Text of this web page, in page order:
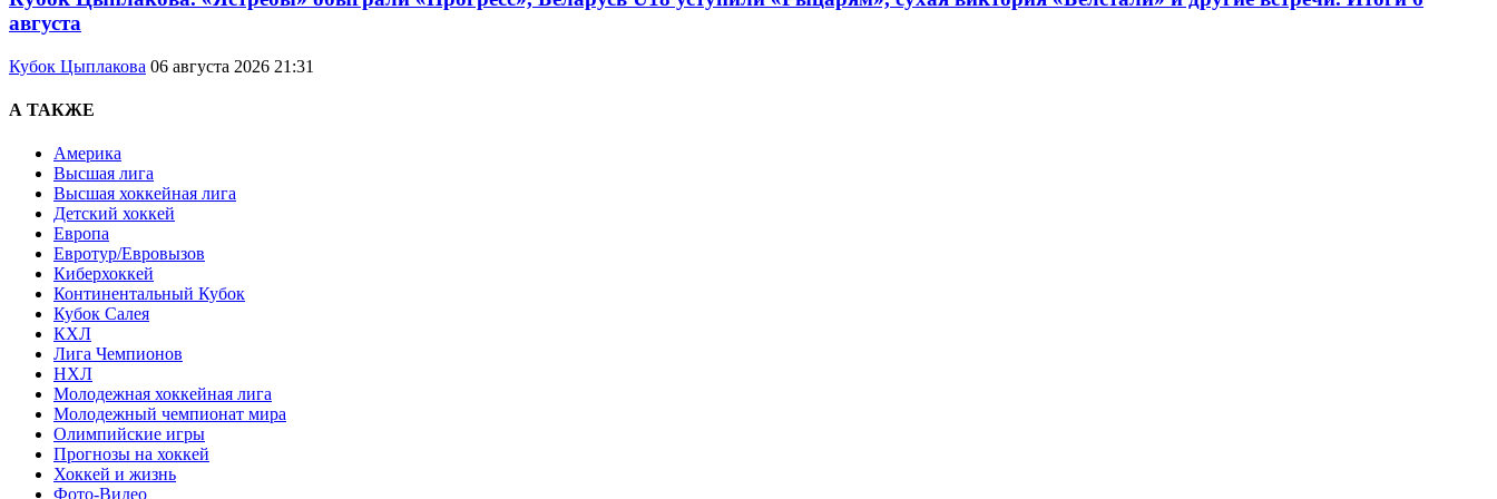
августа
Кубок Цыплакова 06 августа 2026 21:31
А ТАКЖЕ
Америка
Высшая лига
Высшая хоккейная лига
Детский хоккей
Европа
Евротур/Евровызов
Киберхоккей
Континентальный Кубок
Кубок Салея
КХЛ
Лига Чемпионов
НХЛ
Молодежная хоккейная лига
Молодежный чемпионат мира
Олимпийские игры
Прогнозы на хоккей
Хоккей и жизнь
Фото-Видео